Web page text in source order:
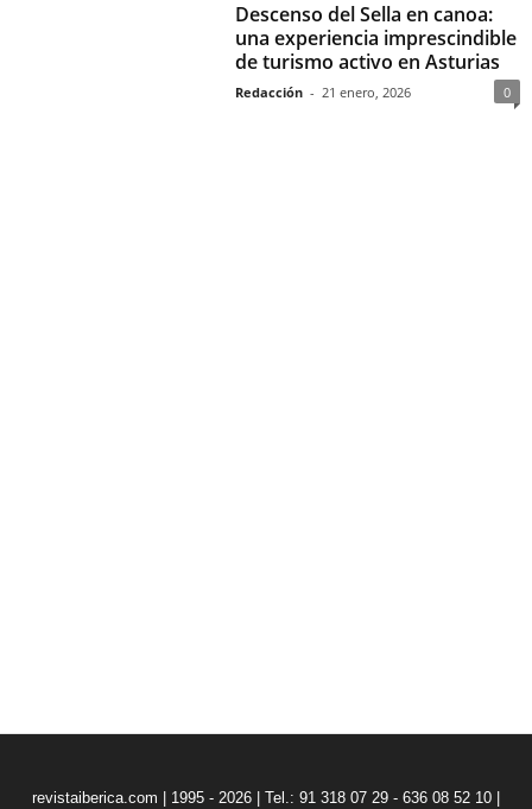
Descenso del Sella en canoa:
una experiencia imprescindible
de turismo activo en Asturias
Redacción - 21 enero, 2026 0
revistaiberica.com | 1995 - 2026 | Tel.: 91 318 07 29 - 636 08 52 10 |